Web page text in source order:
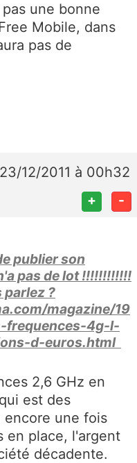
une bonne
Mobile, dans
pas de
12/2011 à 00h32
+ -
publier son
pas de lot !!!!!!!!!!!!
parlez ?
magazine/19
frequences-4g-l-
d-euros.html
2,6 GHz en
est des
une fois
en place, l'argent
décadente.